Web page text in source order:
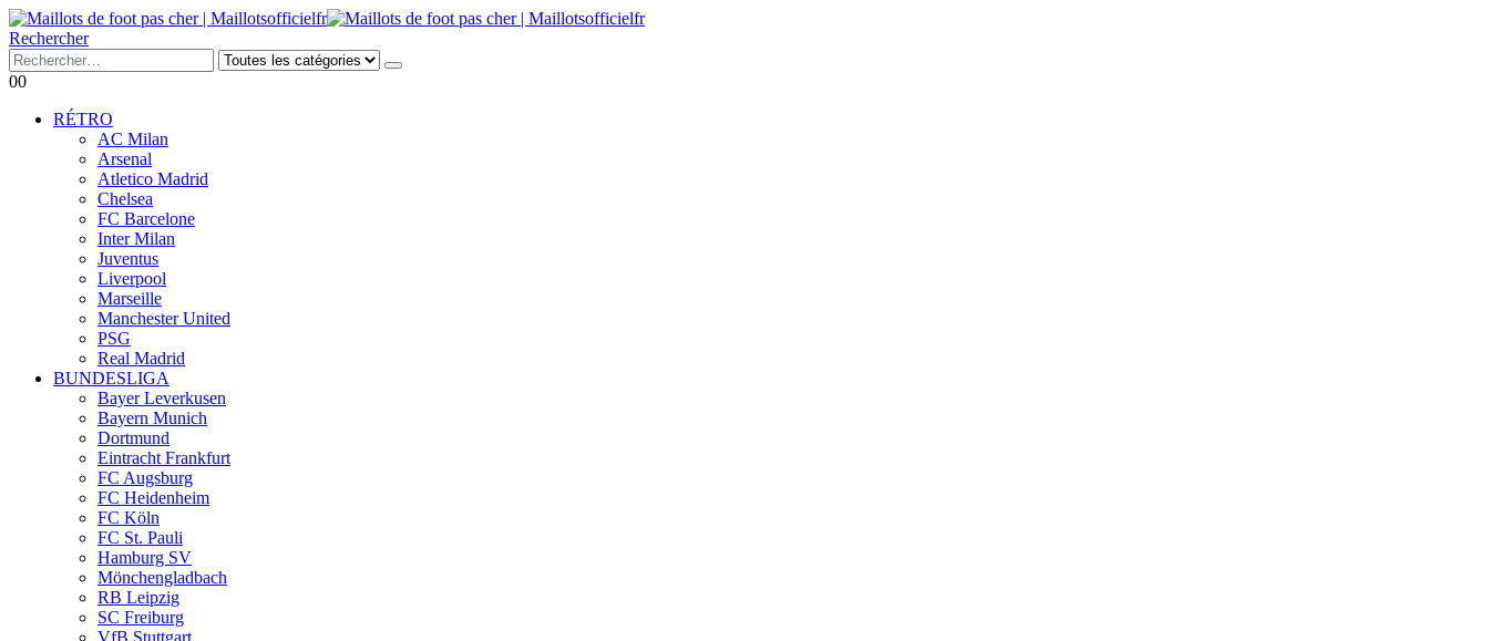
Rechercher
00
RÉTRO
AC Milan
Arsenal
Atletico Madrid
Chelsea
FC Barcelone
Inter Milan
Juventus
Liverpool
Marseille
Manchester United
PSG
Real Madrid
BUNDESLIGA
Bayer Leverkusen
Bayern Munich
Dortmund
Eintracht Frankfurt
FC Augsburg
FC Heidenheim
FC Köln
FC St. Pauli
Hamburg SV
Mönchengladbach
RB Leipzig
SC Freiburg
VfB Stuttgart